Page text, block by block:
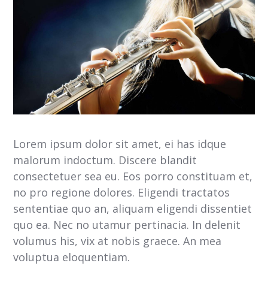
Lorem ipsum dolor sit amet, ei has idque
malorum indoctum. Discere blandit
consectetuer sea eu. Eos porro constituam et,
no pro regione dolores. Eligendi tractatos
sententiae quo an, aliquam eligendi dissentiet
quo ea. Nec no utamur pertinacia. In delenit
volumus his, vix at nobis graece. An mea
voluptua eloquentiam.